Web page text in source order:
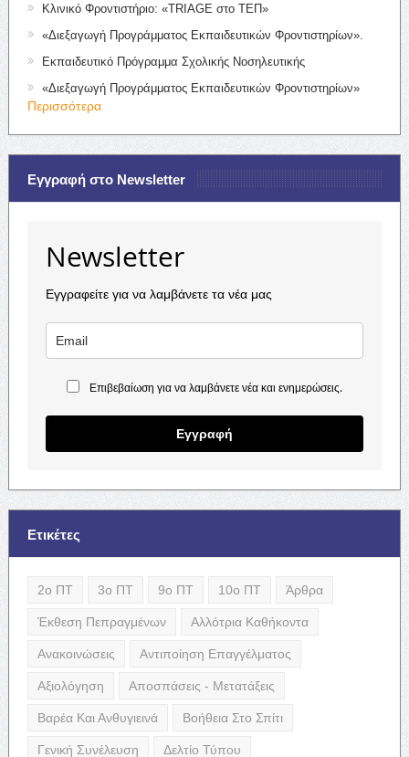
Κλινικό Φροντιστήριο: «TRIAGE στο ΤΕΠ»
«Διεξαγωγή Προγράμματος Εκπαιδευτικών Φροντιστηρίων».
Εκπαιδευτικό Πρόγραμμα Σχολικής Νοσηλευτικής
«Διεξαγωγή Προγράμματος Εκπαιδευτικών Φροντιστηρίων»
Περισσότερα
Εγγραφή στο Newsletter
Newsletter
Εγγραφείτε για να λαμβάνετε τα νέα μας
Επιβεβαίωση για να λαμβάνετε νέα και ενημερώσεις.
Εγγραφή
Ετικέτες
2ο ΠΤ 3ο ΠΤ 9ο ΠΤ 10ο ΠΤ Άρθρα
Έκθεση Πεπραγμένων Αλλότρια Καθήκοντα
Ανακοινώσεις Αντιποίηση Επαγγέλματος
Αξιολόγηση Αποσπάσεις - Μετατάξεις
Βαρέα Και Ανθυγιεινά Βοήθεια Στο Σπίτι
Γενική Συνέλευση Δελτίο Τύπου